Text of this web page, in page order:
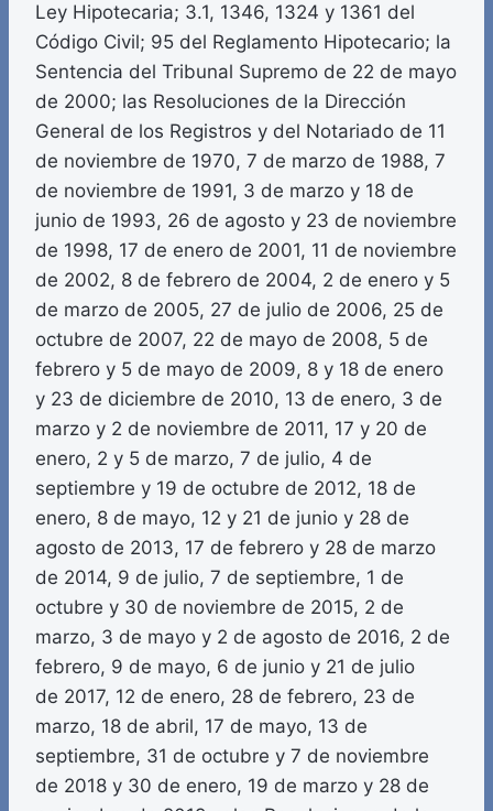
Ley Hipotecaria; 3.1, 1346, 1324 y 1361 del
Código Civil; 95 del Reglamento Hipotecario; la
Sentencia del Tribunal Supremo de 22 de mayo
de 2000; las Resoluciones de la Dirección
General de los Registros y del Notariado de 11
de noviembre de 1970, 7 de marzo de 1988, 7
de noviembre de 1991, 3 de marzo y 18 de
junio de 1993, 26 de agosto y 23 de noviembre
de 1998, 17 de enero de 2001, 11 de noviembre
de 2002, 8 de febrero de 2004, 2 de enero y 5
de marzo de 2005, 27 de julio de 2006, 25 de
octubre de 2007, 22 de mayo de 2008, 5 de
febrero y 5 de mayo de 2009, 8 y 18 de enero
y 23 de diciembre de 2010, 13 de enero, 3 de
marzo y 2 de noviembre de 2011, 17 y 20 de
enero, 2 y 5 de marzo, 7 de julio, 4 de
septiembre y 19 de octubre de 2012, 18 de
enero, 8 de mayo, 12 y 21 de junio y 28 de
agosto de 2013, 17 de febrero y 28 de marzo
de 2014, 9 de julio, 7 de septiembre, 1 de
octubre y 30 de noviembre de 2015, 2 de
marzo, 3 de mayo y 2 de agosto de 2016, 2 de
febrero, 9 de mayo, 6 de junio y 21 de julio
de 2017, 12 de enero, 28 de febrero, 23 de
marzo, 18 de abril, 17 de mayo, 13 de
septiembre, 31 de octubre y 7 de noviembre
de 2018 y 30 de enero, 19 de marzo y 28 de